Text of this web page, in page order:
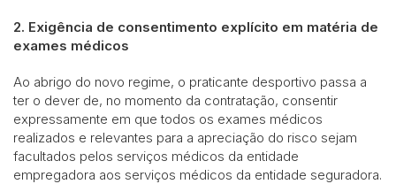
2. Exigência de consentimento explícito em matéria de
exames médicos
Ao abrigo do novo regime, o praticante desportivo passa a
ter o dever de, no momento da contratação, consentir
expressamente em que todos os exames médicos
realizados e relevantes para a apreciação do risco sejam
facultados pelos serviços médicos da entidade
empregadora aos serviços médicos da entidade seguradora.